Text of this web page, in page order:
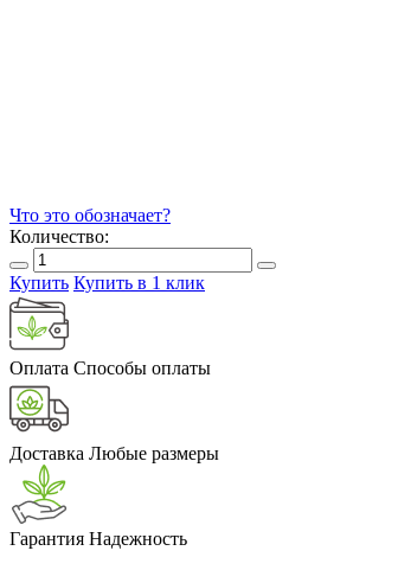
Что это обозначает?
Количество:
Купить Купить в 1 клик
Оплата Способы оплаты
Доставка Любые размеры
Гарантия Надежность